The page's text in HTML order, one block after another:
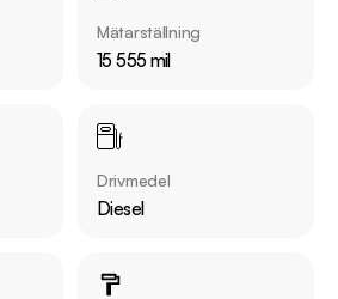
175 62, Järfälla
bilar
via Folksam
Mätarställning
15 555 mil
Drivmedel
Diesel